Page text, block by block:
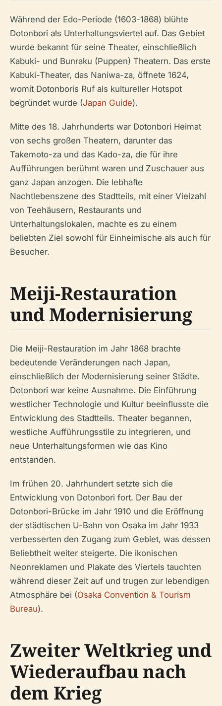
Während der Edo-Periode (1603-1868) blühte
Dotonbori als Unterhaltungsviertel auf. Das Gebiet
wurde bekannt für seine Theater, einschließlich
Kabuki- und Bunraku (Puppen) Theatern. Das erste
Kabuki-Theater, das Naniwa-za, öffnete 1624,
womit Dotonboris Ruf als kultureller Hotspot
begründet wurde (Japan Guide).
Mitte des 18. Jahrhunderts war Dotonbori Heimat
von sechs großen Theatern, darunter das
Takemoto-za und das Kado-za, die für ihre
Aufführungen berühmt waren und Zuschauer aus
ganz Japan anzogen. Die lebhafte
Nachtlebenszene des Stadtteils, mit einer Vielzahl
von Teehäusern, Restaurants und
Unterhaltungslokalen, machte es zu einem
beliebten Ziel sowohl für Einheimische als auch für
Besucher.
Meiji-Restauration
und Modernisierung
Die Meiji-Restauration im Jahr 1868 brachte
bedeutende Veränderungen nach Japan,
einschließlich der Modernisierung seiner Städte.
Dotonbori war keine Ausnahme. Die Einführung
westlicher Technologie und Kultur beeinflusste die
Entwicklung des Stadtteils. Theater begannen,
westliche Aufführungsstile zu integrieren, und
neue Unterhaltungsformen wie das Kino
entstanden.
Im frühen 20. Jahrhundert setzte sich die
Entwicklung von Dotonbori fort. Der Bau der
Dotonbori-Brücke im Jahr 1910 und die Eröffnung
der städtischen U-Bahn von Osaka im Jahr 1933
verbesserten den Zugang zum Gebiet, was dessen
Beliebtheit weiter steigerte. Die ikonischen
Neonreklamen und Plakate des Viertels tauchten
während dieser Zeit auf und trugen zur lebendigen
Atmosphäre bei (Osaka Convention & Tourism
Bureau).
Zweiter Weltkrieg und
Wiederaufbau nach
dem Krieg